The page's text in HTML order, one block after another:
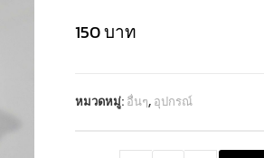
150บาท
หมวดหมู่: อื่นๆ, อุปกรณ์